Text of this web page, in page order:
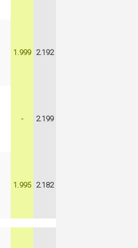
1.999 2.192
- 2.199
1.995 2.182